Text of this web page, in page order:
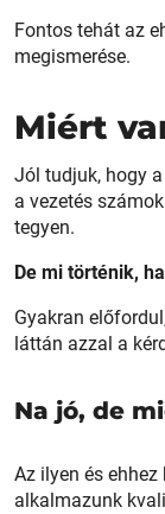
Fontos tehát az
megismerése.
Miért
Jól tudjuk, hogy
a vezetés
tegyen.
De mi történik,
Gyakran
láttán azzal a
Na jó, de
Az ilyen és
alkalmazunk